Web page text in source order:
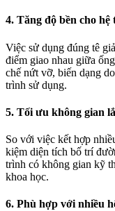
4. Tăng độ bền cho
Việc sử dụng đúng tê
điểm giao nhau giữa
chế nứt vỡ, biến dạng
trình sử dụng.
5. Tối ưu không gian
So với việc kết hợp
kiệm diện tích bố trí
trình có không gian kỹ
khoa học.
6. Phù hợp với nhiều